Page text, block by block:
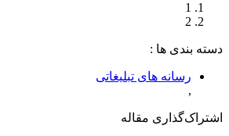
1
2
دسته‌ بندی‌ ها :
رسانه های تبلیغاتی
,
اشتراک‌گذاری مقاله